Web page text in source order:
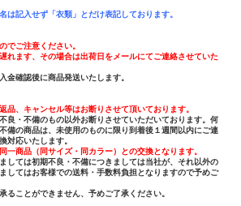
は記入せず「衣類」とだけ表記しております。
でご注意ください。
れます、その場合は出荷日をメールにてご連絡させていた
金確認後に商品発送いたします。
品、キャンセル等はお断りさせて頂いております。
良・不備のもの以外お断りさせていただいております。何
備の商品は、未使用のものに限り到着後１週間以内にご連
対応いたします。
一商品（同サイズ・同カラー）との交換となります。
しては初期不良・不備につきましては当社が、それ以外の
してはお客様での送料・手数料負担となりますので予めご
ることができません、予めご了承ください。